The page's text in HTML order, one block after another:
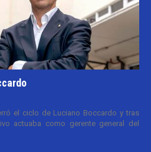
el ciclo de Luciano Boccardo y tras
actuaba como gerente general del